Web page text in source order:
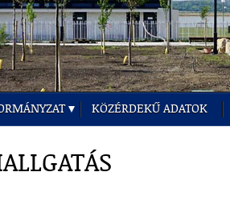
KÖZÉRDEKŰ ADATOK